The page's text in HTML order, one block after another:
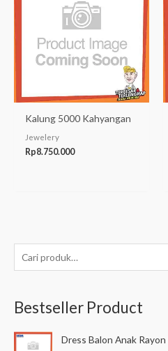
e
c
Bestseller Product
Dress Balon Anak
Kalung 5000 Kahyangan
Jewelery
Rp8.750.000